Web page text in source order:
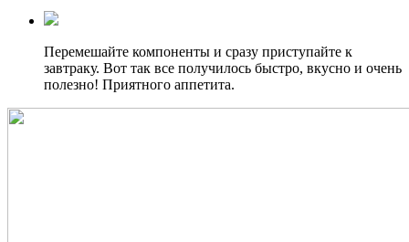
Перемешайте компоненты и сразу приступайте к
завтраку. Вот так все получилось быстро, вкусно и очень
полезно! Приятного аппетита.